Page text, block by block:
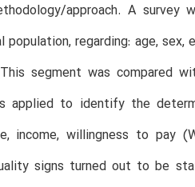
approach. A survey
population, regarding: age,
segment was
applied to identify the
income, willingness to pay
signs turned out to be